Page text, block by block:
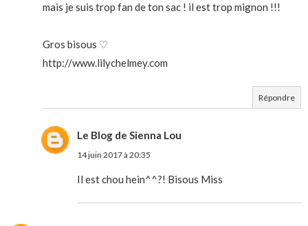
mais je suis trop fan de ton sac ! il est trop mignon !!!
Gros bisous ♡
http://www.lilychelmey.com
Répondre
Le Blog de Sienna Lou
14 juin 2017 à 20:35
Il est chou hein^^?! Bisous Miss